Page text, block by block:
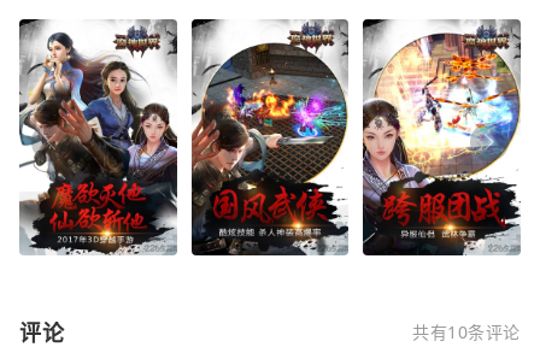
评论 共有10条评论